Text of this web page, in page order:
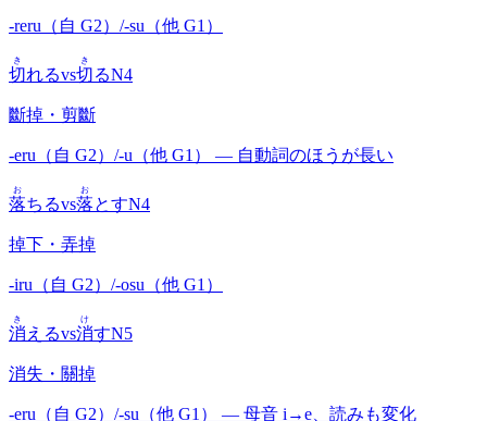
-reru（自 G2）/-su（他 G1）
切
き
れるvs切
き
るN4
斷掉・剪斷
-eru（自 G2）/-u（他 G1） — 自動詞のほうが長い
落
お
ちるvs落
お
とすN4
掉下・弄掉
-iru（自 G2）/-osu（他 G1）
消
き
えるvs消
け
すN5
消失・關掉
-eru（自 G2）/-su（他 G1） — 母音 i→e、読みも変化